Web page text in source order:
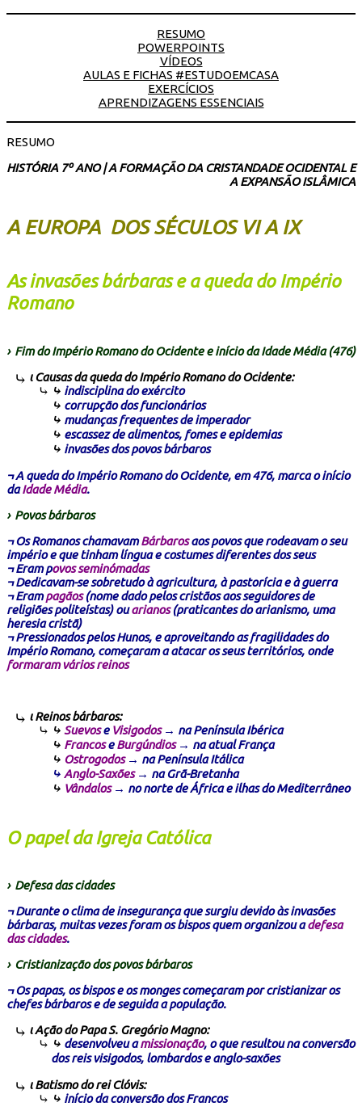
RESUMO
POWERPOINTS
VÍDEOS
AULAS E FICHAS #ESTUDOEMCASA
EXERCÍCIOS
APRENDIZAGENS ESSENCIAIS
RESUMO
HISTÓRIA 7º ANO | A FORMAÇÃO DA CRISTANDADE OCIDENTAL E
A EXPANSÃO ISLÂMICA
A EUROPA DOS SÉCULOS VI A IX
As invasões bárbaras e a queda do Império
Romano
›Fim do Império Romano do Ocidente e início da Idade Média (476)
ι Causas da queda do Império Romano do Ocidente:
⤷ indisciplina do exército
⤷ corrupção dos funcionários
⤷ mudanças frequentes de imperador
⤷ escassez de alimentos, fomes e epidemias
⤷ invasões dos povos bárbaros
¬ A queda do Império Romano do Ocidente, em 476, marca o início
daIdade Média.
›Povos bárbaros
¬ Os Romanos chamavamBárbarosaos povos que rodeavam o seu
império e que tinham língua e costumes diferentes dos seus
¬ Eram povos seminómadas
¬ Dedicavam-se sobretudo à agricultura, à pastorícia e à guerra
¬ Erampagãos(nome dado pelos cristãos aos seguidores de
religiões politeístas) ouarianos(praticantes do arianismo, uma
heresia cristã)
¬ Pressionados pelos Hunos, e aproveitando as fragilidades do
Império Romano, começaram a atacar os seus territórios, onde
formaram vários reinos
ι Reinos bárbaros:
⤷Suevose Visigodos→ na Península Ibérica
⤷ FrancoseBurgúndios→ na atual França
⤷ Ostrogodos→ na Península Itálica
⤷Anglo-Saxões→ na Grã-Bretanha
⤷ Vândalos→ no norte de África e ilhas do Mediterrâneo
O papel da Igreja Católica
›Defesa das cidades
¬ Durante o clima de insegurança que surgiu devido às invasões
bárbaras, muitas vezes foram os bispos quem organizou adefesa
das cidades.
›Cristianização dos povos bárbaros
¬ Os papas, os bispos e os monges começaram por cristianizar os
chefes bárbaros e de seguida a população.
ι Ação do Papa S. Gregório Magno:
⤷ desenvolveu amissionação, o que resultou na conversão
dos reis visigodos, lombardos e anglo-saxões
ι Batismo do rei Clóvis:
⤷ início da conversão dos Francos